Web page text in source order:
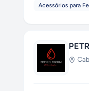
Acessórios para